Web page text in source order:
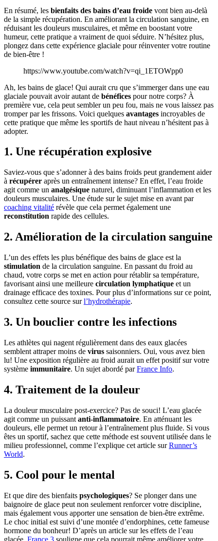
En résumé, les bienfaits des bains d’eau froide vont bien au-delà
de la simple récupération. En améliorant la circulation sanguine, en
réduisant les douleurs musculaires, et même en boostant votre
humeur, cette pratique a vraiment de quoi séduire. N’hésitez plus,
plongez dans cette expérience glaciale pour réinventer votre routine
de bien-être !
https://www.youtube.com/watch?v=qi_1ETOWpp0
Ah, les bains de glace! Qui aurait cru que s’immerger dans une eau
glaciale pouvait avoir autant de bénéfices pour notre corps? À
première vue, cela peut sembler un peu fou, mais ne vous laissez pas
tromper par les frissons. Voici quelques avantages incroyables de
cette pratique que même les sportifs de haut niveau n’hésitent pas à
adopter.
1. Une récupération explosive
Saviez-vous que s’adonner à des bains froids peut grandement aider
à récupérer après un entraînement intense? En effet, l’eau froide
agit comme un analgésique naturel, diminuant l’inflammation et les
douleurs musculaires. Une étude sur le sujet mise en avant par
coaching vitalité révèle que cela permet également une
reconstitution rapide des cellules.
2. Amélioration de la circulation sanguine
L’un des effets les plus bénéfique des bains de glace est la
stimulation de la circulation sanguine. En passant du froid au
chaud, votre corps se met en action pour rétablir sa température,
favorisant ainsi une meilleure circulation lymphatique et un
drainage efficace des toxines. Pour plus d’informations sur ce point,
consultez cette source surl’hydrothérapie.
3. Un bouclier contre les infections
Les athlètes qui nagent régulièrement dans des eaux glacées
semblent attraper moins de virus saisonniers. Oui, vous avez bien
lu! Une exposition régulière au froid aurait un effet positif sur votre
système immunitaire. Un sujet abordé parFrance Info.
4. Traitement de la douleur
La douleur musculaire post-exercice? Pas de souci! L’eau glacée
agit comme un puissant anti-inflammatoire. En atténuant les
douleurs, elle permet un retour à l’entraînement plus fluide. Si vous
êtes un sportif, sachez que cette méthode est souvent utilisée dans le
milieu professionnel, comme l’explique cet article surRunner’s
World.
5. Cool pour le mental
Et que dire des bienfaits psychologiques? Se plonger dans une
baignoire de glace peut non seulement renforcer votre discipline,
mais également vous apporter une sensation de bien-être extrême.
Le choc initial est suivi d’une montée d’endorphines, cette fameuse
hormone du bonheur! D’après un article sur les effets de l’eau
glacée, France 3 souligne que cela pourrait même améliorer votre